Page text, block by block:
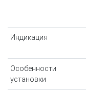
Индикация
Особенности
установки